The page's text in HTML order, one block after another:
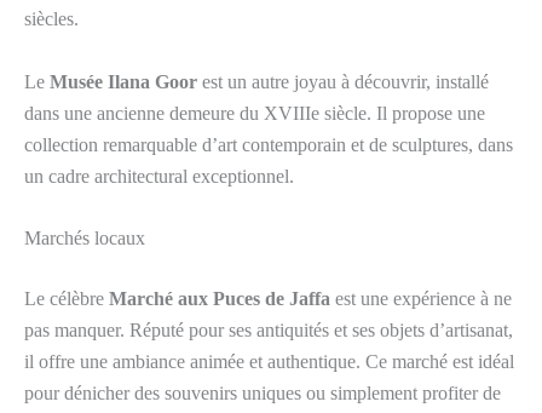
siècles.
Le Musée Ilana Goor est un autre joyau à découvrir, installé
dans une ancienne demeure du XVIIIe siècle. Il propose une
collection remarquable d’art contemporain et de sculptures, dans
un cadre architectural exceptionnel.
Marchés locaux
Le célèbre Marché aux Puces de Jaffa est une expérience à ne
pas manquer. Réputé pour ses antiquités et ses objets d’artisanat,
il offre une ambiance animée et authentique. Ce marché est idéal
pour dénicher des souvenirs uniques ou simplement profiter de